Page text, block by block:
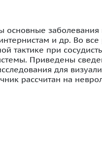
основные заболевания
и др. Во
тактике при
Приведены
для
рассчитан на